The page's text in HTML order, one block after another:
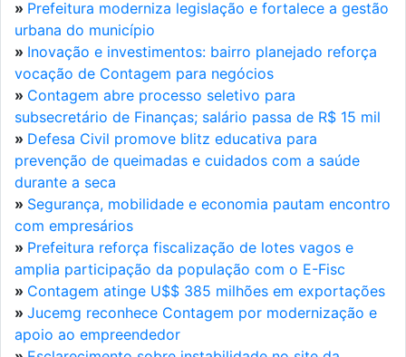
» Prefeitura moderniza legislação e fortalece a gestão
urbana do município
» Inovação e investimentos: bairro planejado reforça
vocação de Contagem para negócios
» Contagem abre processo seletivo para
subsecretário de Finanças; salário passa de R$ 15 mil
» Defesa Civil promove blitz educativa para
prevenção de queimadas e cuidados com a saúde
durante a seca
» Segurança, mobilidade e economia pautam encontro
com empresários
» Prefeitura reforça fiscalização de lotes vagos e
amplia participação da população com o E-Fisc
» Contagem atinge U$$ 385 milhões em exportações
» Jucemg reconhece Contagem por modernização e
apoio ao empreendedor